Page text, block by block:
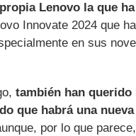
Lenovo la que
Innovate 2024 que
en sus
también han
que habrá una
por lo que